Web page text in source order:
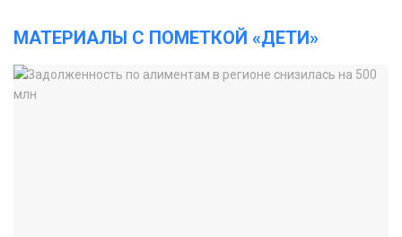
МАТЕРИАЛЫ С ПОМЕТКОЙ «ДЕТИ»